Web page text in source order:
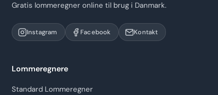
Gratis lommeregner online til brug i Danmark.
Instagram Facebook Kontakt
Lommeregnere
Standard Lommeregner